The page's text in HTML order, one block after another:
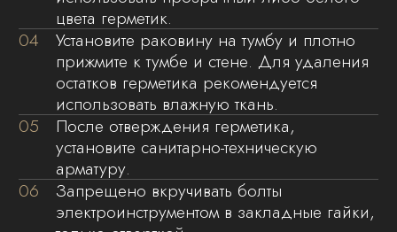
Выбирая нашу продукцию, вы выбираете
качество, безопасность и профессионализм
на каждом этапе — от производства
до доставки.